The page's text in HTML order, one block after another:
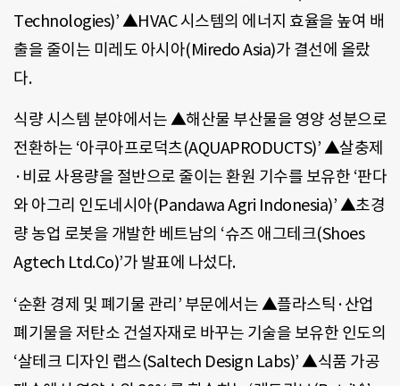
Technologies)’ ▲HVAC 시스템의 에너지 효율을 높여 배
출을 줄이는 미레도 아시아(Miredo Asia)가 결선에 올랐
다.
식량 시스템 분야에서는 ▲해산물 부산물을 영양 성분으로
전환하는 ‘아쿠아프로덕츠(AQUAPRODUCTS)’ ▲살충제
·비료 사용량을 절반으로 줄이는 환원 기수를 보유한 ‘판다
와 아그리 인도네시아(Pandawa Agri Indonesia)’ ▲초경
량 농업 로봇을 개발한 베트남의 ‘슈즈 애그테크(Shoes
Agtech Ltd.Co)’가 발표에 나섰다.
‘순환 경제 및 폐기물 관리’ 부문에서는 ▲플라스틱·산업
폐기물을 저탄소 건설자재로 바꾸는 기술을 보유한 인도의
‘살테크 디자인 랩스(Saltech Design Labs)’ ▲식품 가공